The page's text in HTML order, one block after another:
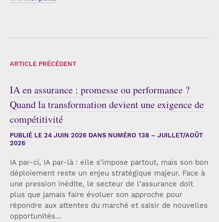
ARTICLE PRÉCÉDENT
IA en assurance : promesse ou performance ?
Quand la transformation devient une exigence de
compétitivité
PUBLIÉ LE 24 JUIN 2026 DANS NUMÉRO 138 – JUILLET/AOÛT
2026
IA par-ci, IA par-là : elle s'impose partout, mais son bon
déploiement reste un enjeu stratégique majeur. Face à
une pression inédite, le secteur de l'assurance doit
plus que jamais faire évoluer son approche pour
répondre aux attentes du marché et saisir de nouvelles
opportunités…